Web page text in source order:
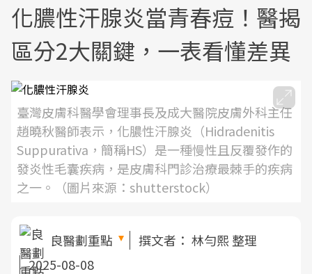
化膿性汗腺炎當青春痘！醫揭
區分2大關鍵，一表看懂差異
臺灣皮膚科醫學會理事長及成大醫院皮膚外科主任
趙曉秋醫師表示，化膿性汗腺炎（Hidradenitis
Suppurativa，簡稱HS）是一種慢性且反覆發作的
發炎性毛囊疾病，是皮膚科門診治療最棘手的疾病
之一。（圖片來源：shutterstock）
良醫劃重點 撰文者： 林勻熙 整理
2025-08-08